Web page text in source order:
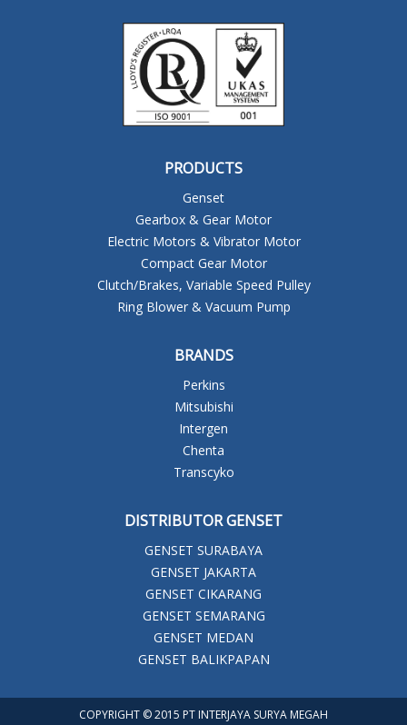
PRODUCTS
Genset
Gearbox & Gear Motor
Electric Motors & Vibrator Motor
Compact Gear Motor
Clutch/Brakes, Variable Speed Pulley
Ring Blower & Vacuum Pump
BRANDS
Perkins
Mitsubishi
Intergen
Chenta
Transcyko
DISTRIBUTOR GENSET
GENSET SURABAYA
GENSET JAKARTA
GENSET CIKARANG
GENSET SEMARANG
GENSET MEDAN
GENSET BALIKPAPAN
COPYRIGHT © 2015 PT INTERJAYA SURYA MEGAH